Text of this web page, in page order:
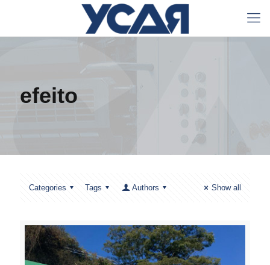
efeito
Categories Tags Authors Show all